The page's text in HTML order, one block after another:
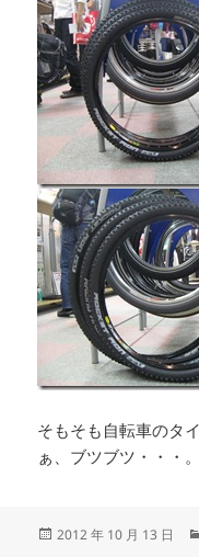
そもそも自転車のタ
ぁ、ブツブツ・・・。
投
2012 年 10 月 13 日